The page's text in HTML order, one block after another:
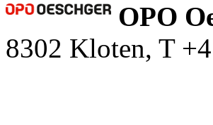
OPO
8302 Kloten, T